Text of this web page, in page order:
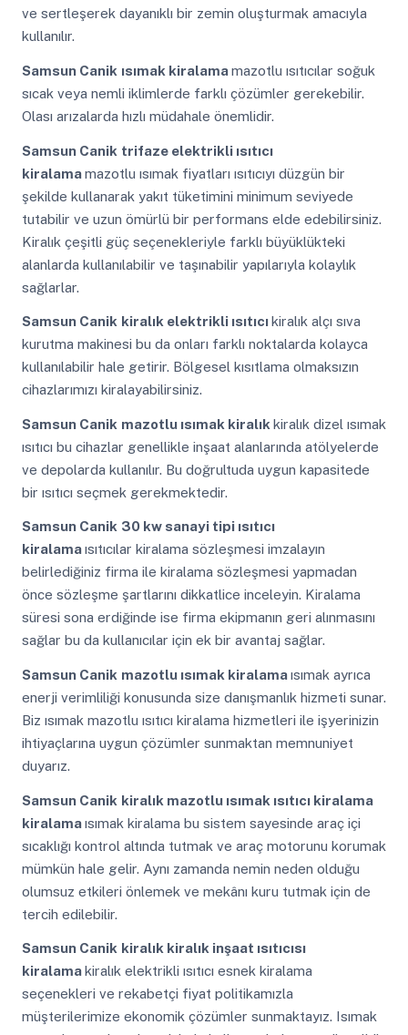
ve sertleşerek dayanıklı bir zemin oluşturmak amacıyla
kullanılır.
Samsun Canik ısımak kiralamamazotlu ısıtıcılar soğuk
sıcak veya nemli iklimlerde farklı çözümler gerekebilir.
Olası arızalarda hızlı müdahale önemlidir.
Samsun Canik trifaze elektrikli ısıtıcı
kiralamamazotlu ısımak fiyatları ısıtıcıyı düzgün bir
şekilde kullanarak yakıt tüketimini minimum seviyede
tutabilir ve uzun ömürlü bir performans elde edebilirsiniz.
Kiralık çeşitli güç seçenekleriyle farklı büyüklükteki
alanlarda kullanılabilir ve taşınabilir yapılarıyla kolaylık
sağlarlar.
Samsun Canik kiralık elektrikli ısıtıcıkiralık alçı sıva
kurutma makinesi bu da onları farklı noktalarda kolayca
kullanılabilir hale getirir. Bölgesel kısıtlama olmaksızın
cihazlarımızı kiralayabilirsiniz.
Samsun Canik mazotlu ısımak kiralık kiralık dizel ısımak
ısıtıcı bu cihazlar genellikle inşaat alanlarında atölyelerde
ve depolarda kullanılır. Bu doğrultuda uygun kapasitede
bir ısıtıcı seçmek gerekmektedir.
Samsun Canik 30 kw sanayi tipi ısıtıcı
kiralamaısıtıcılar kiralama sözleşmesi imzalayın
belirlediğiniz firma ile kiralama sözleşmesi yapmadan
önce sözleşme şartlarını dikkatlice inceleyin. Kiralama
süresi sona erdiğinde ise firma ekipmanın geri alınmasını
sağlar bu da kullanıcılar için ek bir avantaj sağlar.
Samsun Canik mazotlu ısımak kiralamaısımak ayrıca
enerji verimliliği konusunda size danışmanlık hizmeti sunar.
Biz ısımak mazotlu ısıtıcı kiralama hizmetleri ile işyerinizin
ihtiyaçlarına uygun çözümler sunmaktan memnuniyet
duyarız.
Samsun Canik kiralık mazotlu ısımak ısıtıcı kiralama
kiralamaısımak kiralama bu sistem sayesinde araç içi
sıcaklığı kontrol altında tutmak ve araç motorunu korumak
mümkün hale gelir. Aynı zamanda nemin neden olduğu
olumsuz etkileri önlemek ve mekânı kuru tutmak için de
tercih edilebilir.
Samsun Canik kiralık kiralık inşaat ısıtıcısı
kiralamakiralık elektrikli ısıtıcı esnek kiralama
seçenekleri ve rekabetçi fiyat politikamızla
müşterilerimize ekonomik çözümler sunmaktayız. Isımak